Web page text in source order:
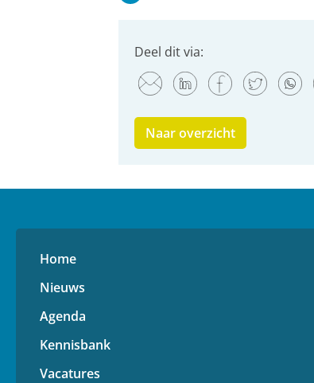
Deel dit via:
Naar overzicht
Home
Nieuws
Agenda
Kennisbank
Vacatures